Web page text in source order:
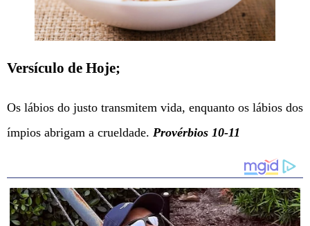
Versículo de Hoje;
Os lábios do justo transmitem vida, enquanto os lábios dos
ímpios abrigam a crueldade. Provérbios 10-11